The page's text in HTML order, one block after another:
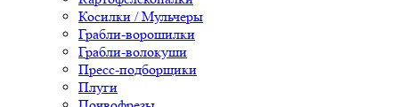
Косилки / Мульчеры
Грабли-ворошилки
Грабли-волокуши
Пресс-подборщики
Плуги